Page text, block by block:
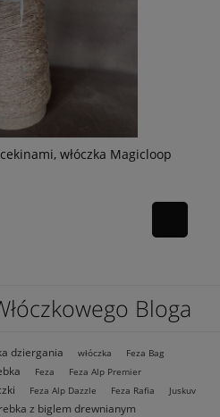
włóczka Magicloop
Bloga
dziergania włóczka Feza Bag
Feza Feza Alp Premier
Feza Alp Dazzle Feza Rafia
Juskuv
z biglem drewnianym